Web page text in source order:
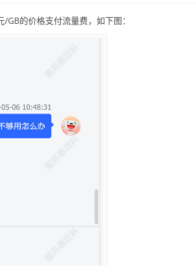
的价格支付流量费，如下图：